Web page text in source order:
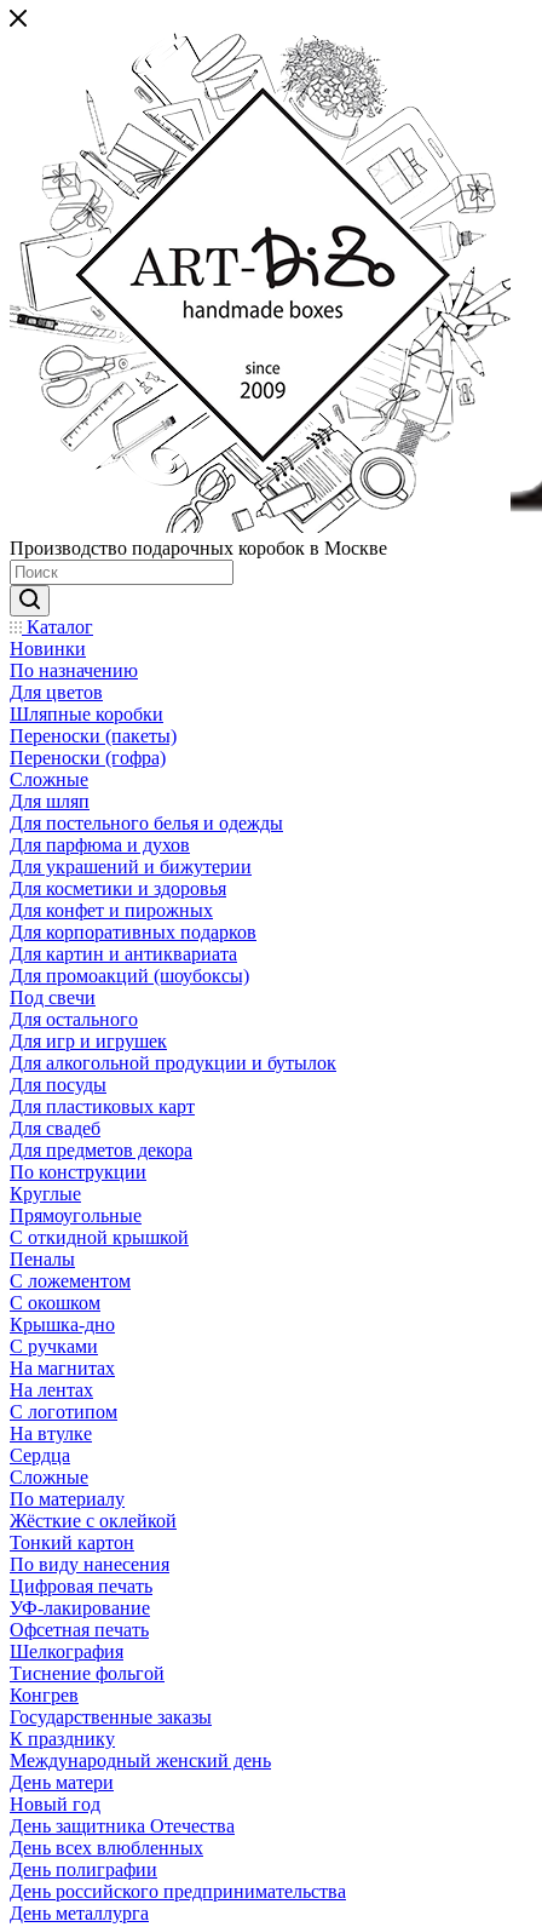
Производство подарочных коробок в Москве
Каталог
Новинки
По назначению
Для цветов
Шляпные коробки
Переноски (пакеты)
Переноски (гофра)
Сложные
Для шляп
Для постельного белья и одежды
Для парфюма и духов
Для украшений и бижутерии
Для косметики и здоровья
Для конфет и пирожных
Для корпоративных подарков
Для картин и антиквариата
Для промоакций (шоубоксы)
Под свечи
Для остального
Для игр и игрушек
Для алкогольной продукции и бутылок
Для посуды
Для пластиковых карт
Для свадеб
Для предметов декора
По конструкции
Круглые
Прямоугольные
С откидной крышкой
Пеналы
С ложементом
С окошком
Крышка-дно
С ручками
На магнитах
На лентах
С логотипом
На втулке
Сердца
Сложные
По материалу
Жёсткие с оклейкой
Тонкий картон
По виду нанесения
Цифровая печать
УФ-лакирование
Офсетная печать
Шелкография
Тиснение фольгой
Конгрев
Государственные заказы
К празднику
Международный женский день
День матери
Новый год
День защитника Отечества
День всех влюбленных
День полиграфии
День российского предпринимательства
День металлурга